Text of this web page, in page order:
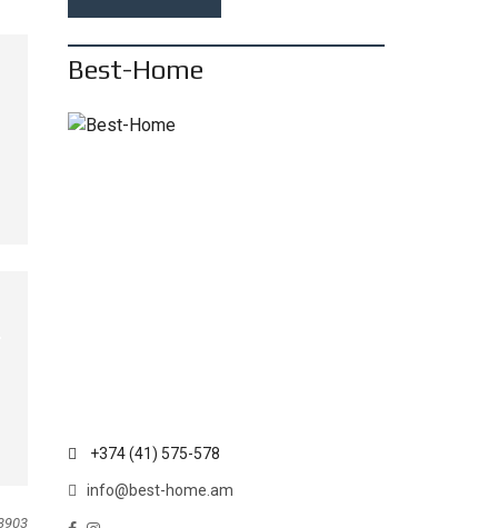
Best-Home
+374 (41) 575-578
info@best-home.am